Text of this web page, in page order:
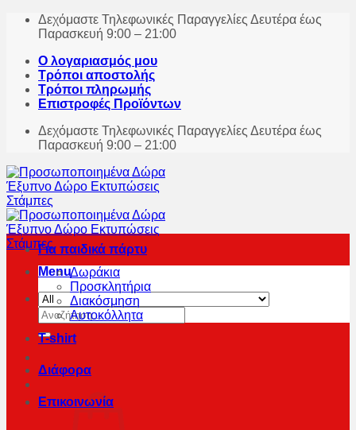
Skip
Δεχόμαστε Τηλεφωνικές Παραγγελίες Δευτέρα έως
Παρασκευή 9:00 – 21:00
Ο λογαριασμός μου
Τρόποι αποστολής
Τρόποι πληρωμής
Επιστροφές Προϊόντων
Δεχόμαστε Τηλεφωνικές Παραγγελίες Δευτέρα έως
Παρασκευή 9:00 – 21:00
Menu
Αναζήτηση
για:
Για παιδικά πάρτυ
Δωράκια
Προσκλητήρια
Διακόσμηση
Αυτοκόλλητα
T-shirt
Διάφορα
Επικοινωνία